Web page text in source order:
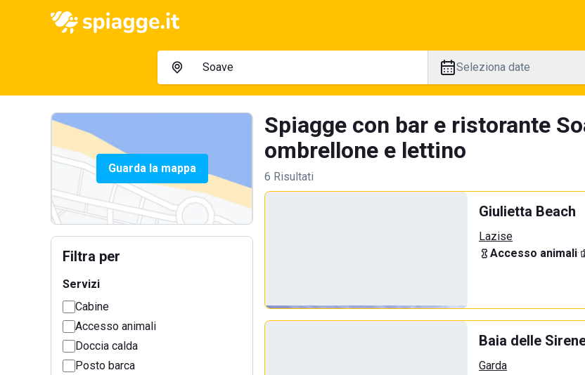
Seleziona date
Guarda la mappa
Filtra per
Servizi
Cabine
Accesso animali
Doccia calda
Posto barca
Spiagge con bar e ristorante
ombrellone e lettino
6 Risultati
Giulietta Beach
Lazise
Accesso animali·
Baia delle
Garda